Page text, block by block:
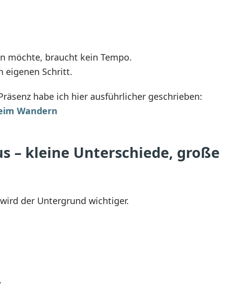
möchte, braucht kein Tempo.
eigenen Schritt.
habe ich hier ausführlicher geschrieben:
Wandern
– kleine Unterschiede, große
der Untergrund wichtiger.